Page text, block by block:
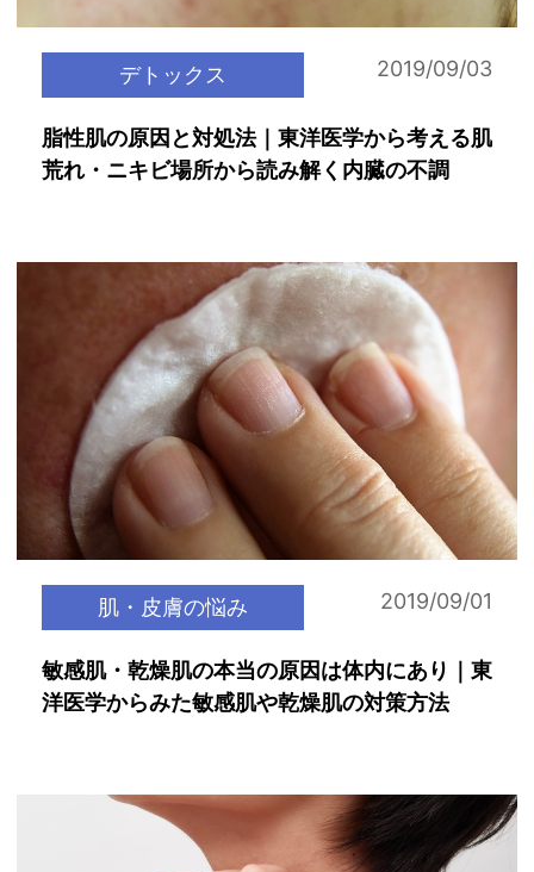
デトックス 2019/09/03
脂性肌の原因と対処法｜東洋医学から考える肌
荒れ・ニキビ場所から読み解く内臓の不調
肌・皮膚の悩み 2019/09/01
敏感肌・乾燥肌の本当の原因は体内にあり｜東
洋医学からみた敏感肌や乾燥肌の対策方法